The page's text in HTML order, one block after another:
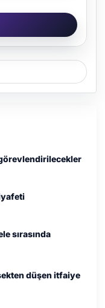
sırasında
düşen itfaiye